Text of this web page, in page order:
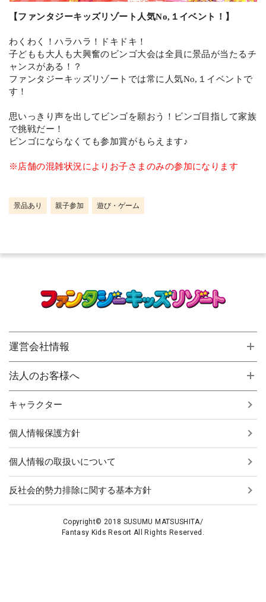
【ファンタジーキッズリゾート人気No,１イベント！】
わくわく！ハラハラ！ドキドキ！
子どもも大人も大興奮のビンゴ大会は全員に景品が当たるチ
ャンスがある！？
ファンタジーキッズリゾートでは常に人気No,１イベントで
す！
思いっきり声を出してビンゴを願おう！ビンゴ目指して家族
で挑戦だー！
ビンゴにならなくても参加賞がもらえます♪
※店舗の混雑状況によりお子さまのみの参加になります
景品あり 親子参加 遊び・ゲーム
運営会社情報
法人のお客様へ
キャラクター
個人情報保護方針
個人情報の取扱いについて
反社会的勢力排除に関する基本方針
Copyright© 2018 SUSUMU MATSUSHITA/
Fantasy Kids Resort All Rights Reserved.